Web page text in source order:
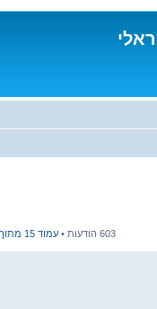
603 הודעות • עמוד 15 מתוך